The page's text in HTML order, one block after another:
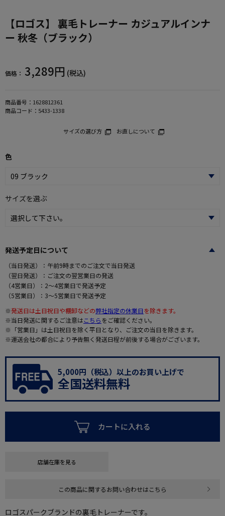
【ロゴス】 裏毛トレーナー カジュアルインナ
ー 秋冬（ブラック）
価格： 3,289円 (税込)
商品番号： 1628812361
商品コード： 5433-1338
サイズの選び方 お直しについて
色
サイズを選ぶ
発送予定日について
（当日発送）：午前9時までのご注文で当日発送
（翌日発送）：ご注文の翌営業日の発送
（4営業日）：2～4営業日で発送予定
（5営業日）：3～5営業日で発送予定
※発送日は土日祝日や棚卸などの弊社指定の休業日を除きます。
※当日発送に関するご注意はこちらをご確認ください。
※「営業日」は土日祝日を除く平日となり、ご注文の当日を除きます。
※運送会社の都合により予告無く発送日程が前後する場合がございます。
5,000円（税込）以上のお買い上げで
全国送料無料
カートに入れる
店舗在庫を見る
この商品に関するお問い合わせはこちら
ロゴスパークブランドの裏毛トレーナーです。